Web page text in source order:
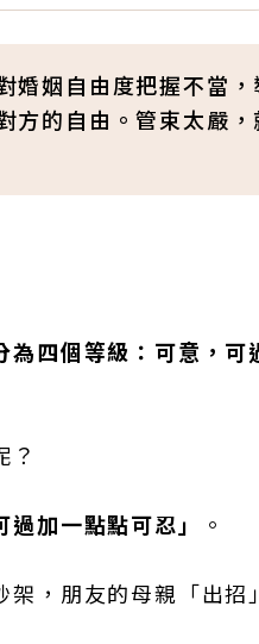
婚姻自由度把握不當，
方的自由。管束太嚴，
四個等級：可意，可
？
加一點點可忍」 。
，朋友的母親「出招」